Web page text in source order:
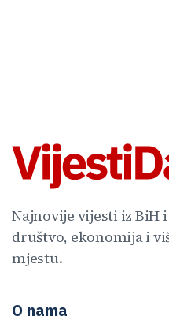
Najnovije vijesti iz BiH
društvo, ekonomija i
mjestu.
O nama